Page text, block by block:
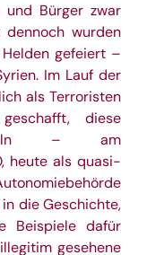
und Bürger zwar
wurden
gefeiert –
Im Lauf der
als Terroristen
diese
– am
heute als quasi-
die Geschichte,
Beispiele dafür
gesehene